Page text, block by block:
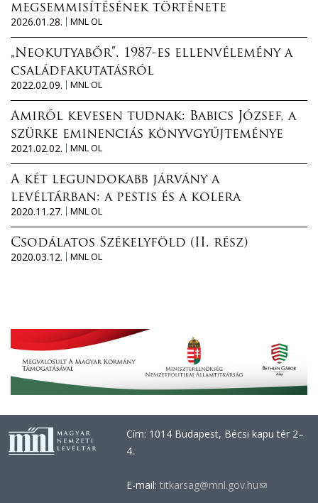
megsemmisítésének története
2026.01.28.
MNL OL
„Neokutyabőr”. 1987-es ellenvélemény a
családfakutatásról
2022.02.09.
MNL OL
Amiről kevesen tudnak: Babics József, a
szürke eminenciás könyvgyűjteménye
2021.02.02.
MNL OL
A két legundokabb járvány a
levéltárban: a pestis és a kolera
2020.11.27.
MNL OL
Csodálatos Székelyföld (II. rész)
2020.03.12.
MNL OL
Cím: 1014 Budapest, Bécsi kapu tér 2–
4.
E-mail: titkarsag@mnl.gov.hu(link